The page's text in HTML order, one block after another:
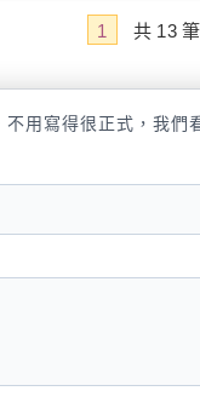
1 共 13 筆
用寫得很正式，我